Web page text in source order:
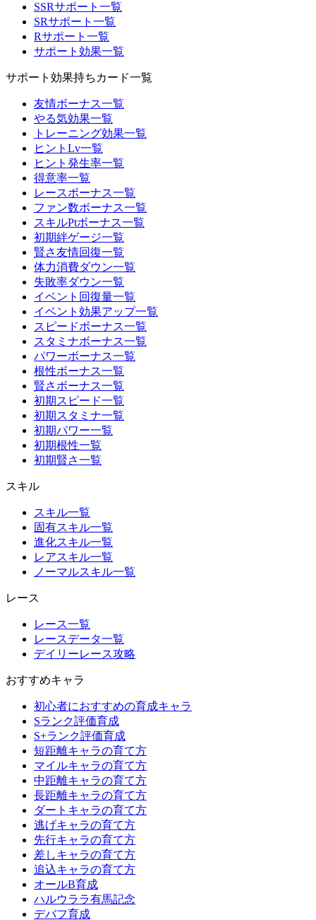
SSRサポート一覧
SRサポート一覧
Rサポート一覧
サポート効果一覧
サポート効果持ちカード一覧
友情ボーナス一覧
やる気効果一覧
トレーニング効果一覧
ヒントLv一覧
ヒント発生率一覧
得意率一覧
レースボーナス一覧
ファン数ボーナス一覧
スキルPtボーナス一覧
初期絆ゲージ一覧
賢さ友情回復一覧
体力消費ダウン一覧
失敗率ダウン一覧
イベント回復量一覧
イベント効果アップ一覧
スピードボーナス一覧
スタミナボーナス一覧
パワーボーナス一覧
根性ボーナス一覧
賢さボーナス一覧
初期スピード一覧
初期スタミナ一覧
初期パワー一覧
初期根性一覧
初期賢さ一覧
スキル
スキル一覧
固有スキル一覧
進化スキル一覧
レアスキル一覧
ノーマルスキル一覧
レース
レース一覧
レースデータ一覧
デイリーレース攻略
おすすめキャラ
初心者におすすめの育成キャラ
Sランク評価育成
S+ランク評価育成
短距離キャラの育て方
マイルキャラの育て方
中距離キャラの育て方
長距離キャラの育て方
ダートキャラの育て方
逃げキャラの育て方
先行キャラの育て方
差しキャラの育て方
追込キャラの育て方
オールB育成
ハルウララ有馬記念
デバフ育成